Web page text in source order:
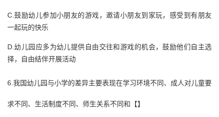
C.鼓励幼儿参加小朋友的游戏，邀请小朋友到家玩，感受到有朋友
一起玩的快乐
D.幼儿园应多为幼儿提供自由交往和游戏的机会，鼓励他们自主选
择，自由结伴开展活动
6.我国幼儿园与小学的差异主要表现在学习环境不同、成人对儿童要
求不同、生活制度不同、师生关系不同和【】